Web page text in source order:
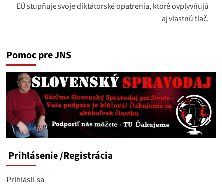
EÚ stupňuje svoje diktátorské opatrenia, ktoré ovplyvňujú
aj vlastnú tlač.
Pomoc pre JNS
Prihlásenie/Registrácia
Prihlásiť sa